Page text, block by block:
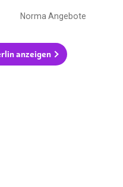
Norma Angebote
anzeigen